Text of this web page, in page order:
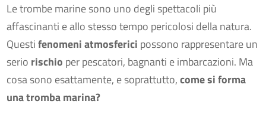
Le trombe marine sono uno degli spettacoli più
affascinanti e allo stesso tempo pericolosi della natura.
Questifenomeni atmosferici possono rappresentare un
serio rischio per pescatori, bagnanti e imbarcazioni. Ma
cosa sono esattamente, e soprattutto,come si forma
una tromba marina?